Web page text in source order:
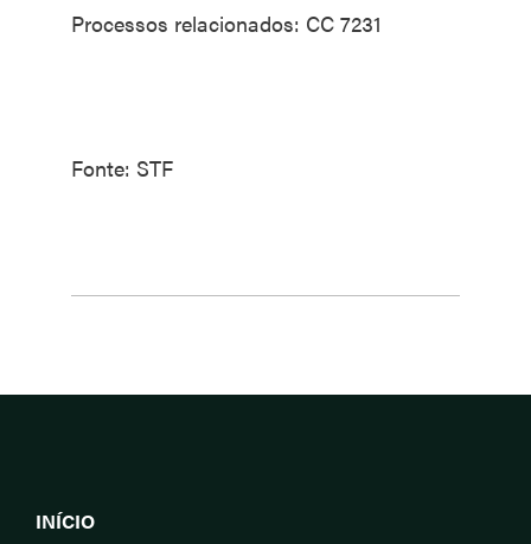
Processos relacionados: CC 7231
Fonte: STF
INÍCIO